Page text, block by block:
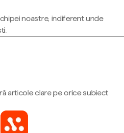
noastre, indiferent unde
articole clare pe orice subiect